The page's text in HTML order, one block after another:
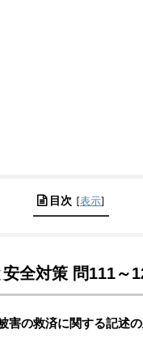
目次 [表示]
全対策 問111～
害の救済に関する記述